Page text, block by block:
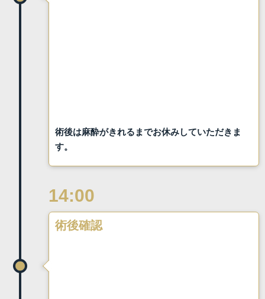
術後は麻酔がきれるまでお休みしていただきま
す。
14:00
術後確認